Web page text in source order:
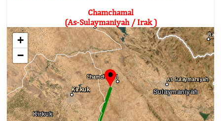
Chamchamal
(As-Sulaymaniyah / Irak )
+
−